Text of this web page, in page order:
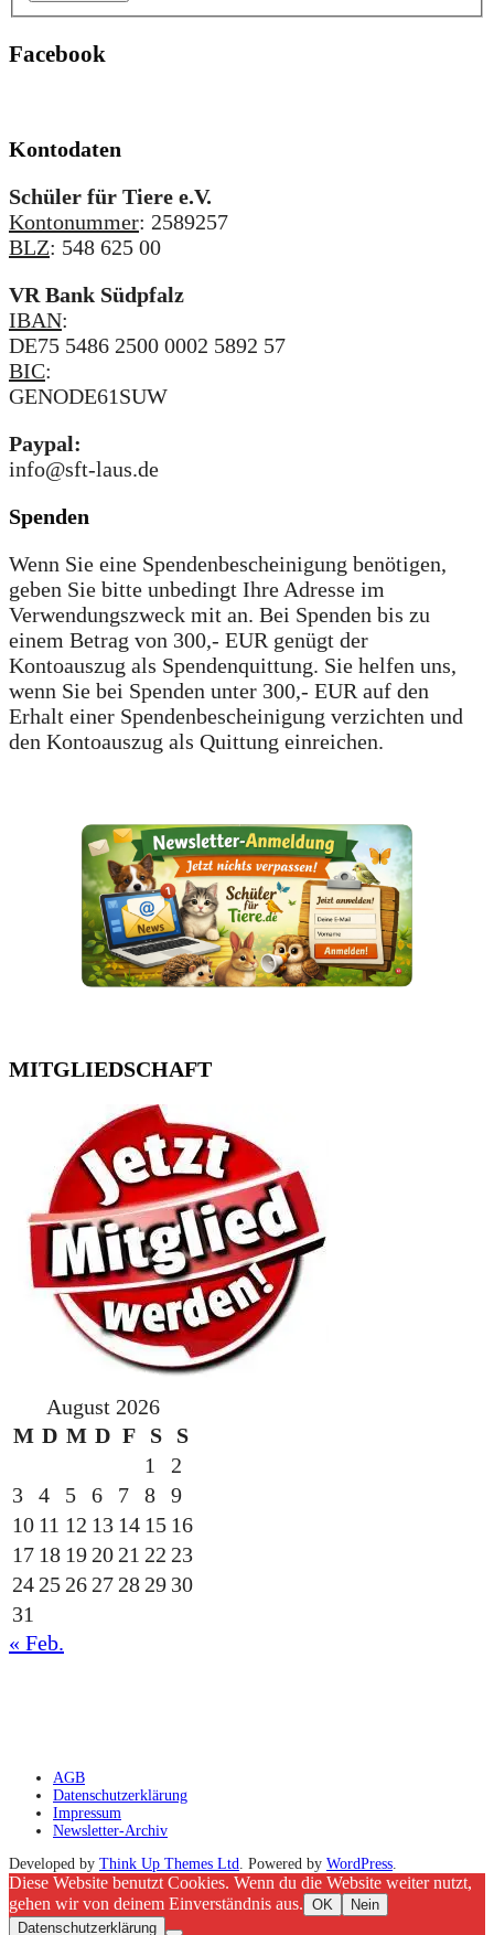
Facebook
Kontodaten
Schüler für Tiere e.V.
Kontonummer: 2589257
BLZ: 548 625 00
VR Bank Südpfalz
IBAN:
DE75 5486 2500 0002 5892 57
BIC:
GENODE61SUW
Paypal:
info@sft-laus.de
Spenden
Wenn Sie eine Spendenbescheinigung benötigen,
geben Sie bitte unbedingt Ihre Adresse im
Verwendungszweck mit an. Bei Spenden bis zu
einem Betrag von 300,- EUR genügt der
Kontoauszug als Spendenquittung. Sie helfen uns,
wenn Sie bei Spenden unter 300,- EUR auf den
Erhalt einer Spendenbescheinigung verzichten und
den Kontoauszug als Quittung einreichen.
MITGLIEDSCHAFT
August 2026
M D M D F S
S
1
2
3
4 5 6 7 8
9
10 11 12 13 14 15 16
17 18 19 20 21 22 23
24 25 26 27 28 29 30
31
« Feb.
AGB
Datenschutzerklärung
Impressum
Newsletter-Archiv
Developed by Think Up Themes Ltd . Powered by WordPress
Diese Website benutzt Cookies. Wenn du die Website weiter nutzt,
gehen wir von deinem Einverständnis aus. OK
Nein
Datenschutzerklärung